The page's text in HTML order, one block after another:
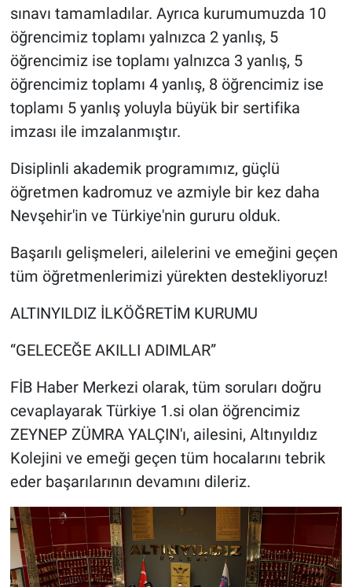
sınavı tamamladılar. Ayrıca kurumumuzda 10
öğrencimiz toplamı yalnızca 2 yanlış, 5
öğrencimiz ise toplamı yalnızca 3 yanlış, 5
öğrencimiz toplamı 4 yanlış, 8 öğrencimiz ise
toplamı 5 yanlış yoluyla büyük bir sertifika
imzası ile imzalanmıştır.
Disiplinli akademik programımız, güçlü
öğretmen kadromuz ve azmiyle bir kez daha
Nevşehir'in ve Türkiye'nin gururu olduk.
Başarılı gelişmeleri, ailelerini ve emeğini geçen
tüm öğretmenlerimizi yürekten destekliyoruz!
ALTINYILDIZ İLKÖĞRETİM KURUMU
“GELECEĞE AKILLI ADIMLAR”
FİB Haber Merkezi olarak, tüm soruları doğru
cevaplayarak Türkiye 1.si olan öğrencimiz
ZEYNEP ZÜMRA YALÇIN'ı, ailesini, Altınyıldız
Kolejini ve emeği geçen tüm hocalarını tebrik
eder başarılarının devamını dileriz.
Asayiş
Kültür - Sanat
Politika
Magazin
Çevre
Haberde İnsan